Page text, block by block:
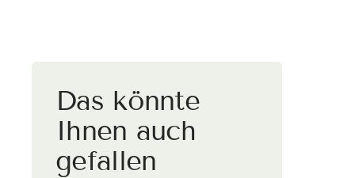
Das könnte
Ihnen auch
gefallen